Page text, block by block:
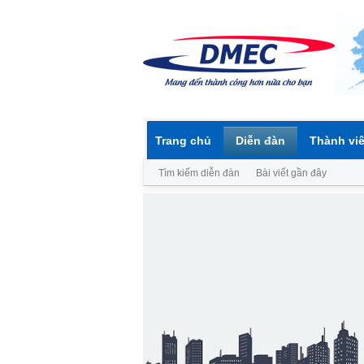
Trang chủ Diễn đàn
Tìm kiếm diễn đàn Bài viết gần đây
Thành